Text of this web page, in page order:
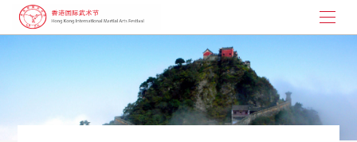
武术节起源
大枪拼刺